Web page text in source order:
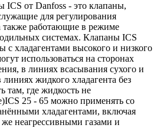
от Danfoss - это клапаны,
для регулирования
также работающие в режиме
системах. Клапаны ICS
с хладагентами высокого и низкого
использоваться на сторонах
в линиях всасывания сухого и
жидкого хладагента без
там, где жидкость не
25 - 65 можно применять со
хладагентами, включая
неагрессивными газами и